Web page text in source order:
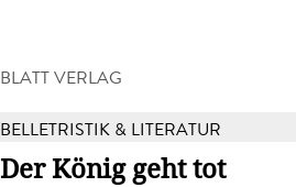
BLATT VERLAG
BELLETRISTIK & LITERATUR
Der König geht tot